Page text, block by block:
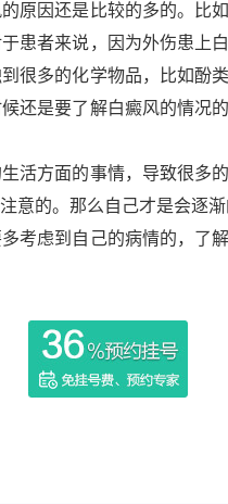
因还是比较的多的。比
患者来说，因为外伤患上
很多的化学物品，比如酚
还是要了解白癜风的情况
方面的事情，导致很多
意的。那么自己才是会逐渐
虑到自己的病情的，了解